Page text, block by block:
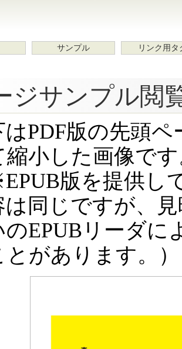
サンプル リンク用タ
ジサンプル閲
はPDF版の先頭
縮小した画像で
版を提供し
は同じですが、
のEPUBリーダに
とがあります。）